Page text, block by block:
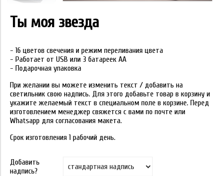
Ты моя звезда
- 16 цветов свечения и режим переливания цвета
- Работает от USB или 3 батареек АА
- Подарочная упаковка
При желании вы можете изменить текст / добавить на
светильник свою надпись. Для этого добавьте товар в корзину и
укажите желаемый текст в специальном поле в корзине. Перед
изготовлением менеджер свяжется с вами по почте или
Whatsapp для согласования макета.
Срок изготовления 1 рабочий день.
Добавить
надпись?